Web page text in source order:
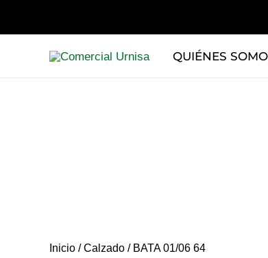
QUIÉNES
Inicio /Calzado / BATA 01/06 64